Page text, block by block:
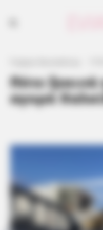
Πότε
αγορά